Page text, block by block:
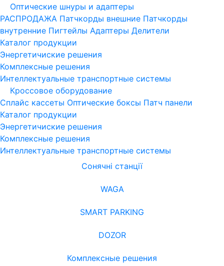
Оптические шнуры и адаптеры
РАСПРОДАЖА Патчкорды внешние Патчкорды
внутренние Пигтейлы Адаптеры Делители
Каталог продукции
Энергетичиские решения
Комплексные решения
Интеллектуальные транспортные системы
Кроссовое оборудование
Сплайс кассеты Оптические боксы Патч панели
Каталог продукции
Энергетичиские решения
Комплексные решения
Интеллектуальные транспортные системы
Сонячні станції
WAGA
SMART PARKING
DOZOR
Комплексные решения